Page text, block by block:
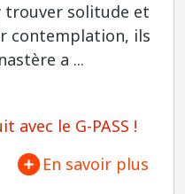
trouver solitude et
contemplation, ils
a ...
avec le G-PASS !
En savoir plus